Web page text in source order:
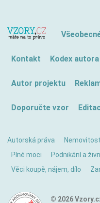
Kontakt Kodex autora
Autor projektu
Doporučte vzor
Autorská práva
Plné moci
Podnikání a
Věci koupě, nájem, dílo
© 2026